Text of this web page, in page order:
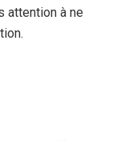
attention à ne